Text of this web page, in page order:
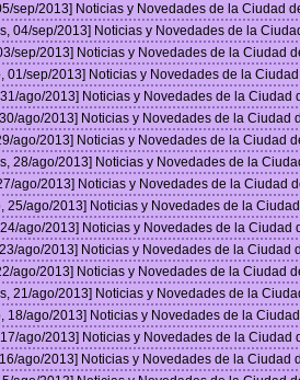
sep/2013] Noticias y Novedades de la Ciudad
04/sep/2013] Noticias y Novedades de la
sep/2013] Noticias y Novedades de la Ciudad
01/sep/2013] Noticias y Novedades de la
ago/2013] Noticias y Novedades de la Ciudad
ago/2013] Noticias y Novedades de la Ciudad
ago/2013] Noticias y Novedades de la Ciudad
28/ago/2013] Noticias y Novedades de la
ago/2013] Noticias y Novedades de la Ciudad
25/ago/2013] Noticias y Novedades de la
ago/2013] Noticias y Novedades de la Ciudad
ago/2013] Noticias y Novedades de la Ciudad
ago/2013] Noticias y Novedades de la Ciudad
21/ago/2013] Noticias y Novedades de la
18/ago/2013] Noticias y Novedades de la
ago/2013] Noticias y Novedades de la Ciudad
ago/2013] Noticias y Novedades de la Ciudad